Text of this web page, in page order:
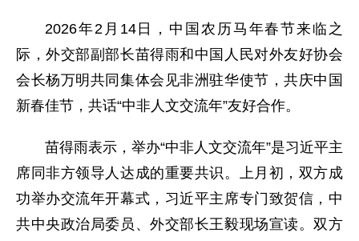
2026年2月14日，中国农历马年春节来临之
际，外交部副部长苗得雨和中国人民对外友好协会
会长杨万明共同集体会见非洲驻华使节，共庆中国
新春佳节，共话“中非人文交流年”友好合作。
苗得雨表示，举办“中非人文交流年”是习近平主
席同非方领导人达成的重要共识。上月初，双方成
功举办交流年开幕式，习近平主席专门致贺信，中
共中央政治局委员、外交部长王毅现场宣读。双方